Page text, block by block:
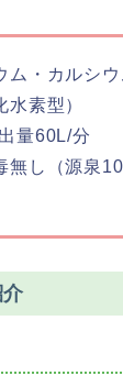
ム・カルシ
素型）
60L/分
無し（源泉